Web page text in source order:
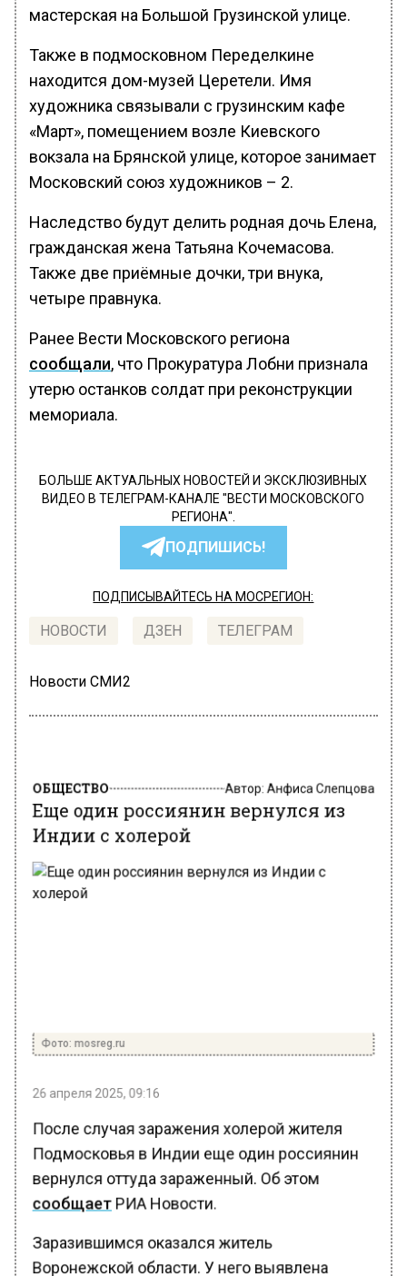
мастерская на Большой Грузинской улице.
Также в подмосковном Переделкине
находится дом-музей Церетели. Имя
художника связывали с грузинским кафе
«Март», помещением возле Киевского
вокзала на Брянской улице, которое занимает
Московский союз художников – 2.
Наследство будут делить родная дочь Елена,
гражданская жена Татьяна Кочемасова.
Также две приёмные дочки, три внука,
четыре правнука.
Ранее Вести Московского региона
сообщали, что Прокуратура Лобни признала
утерю останков солдат при реконструкции
мемориала.
БОЛЬШЕ АКТУАЛЬНЫХ НОВОСТЕЙ И ЭКСКЛЮЗИВНЫХ
ВИДЕО В ТЕЛЕГРАМ-КАНАЛЕ "ВЕСТИ МОСКОВСКОГО
РЕГИОНА".
ПОДПИШИСЬ!
ПОДПИСЫВАЙТЕСЬ НА МОСРЕГИОН:
НОВОСТИ ДЗЕН ТЕЛЕГРАМ
Новости СМИ2
Еще один россиянин вернулся из
Индии с холерой
Фото: mosreg.ru
26 апреля 2025, 09:16
После случая заражения холерой жителя
Подмосковья в Индии еще один россиянин
вернулся оттуда зараженный. Об этом
сообщаетРИА Новости.
Заразившимся оказался житель
Воронежской области. У него выявлена